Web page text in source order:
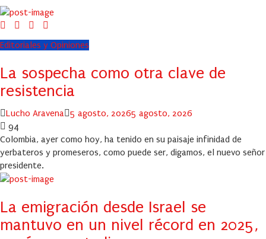
Editoriales y Opiniones
La sospecha como otra clave de
resistencia
Author
Lucho Aravena Posted
5 agosto, 20265 agosto, 2026
94
Colombia, ayer como hoy, ha tenido en su paisaje infinidad de
yerbateros y promeseros, como puede ser, digamos, el nuevo señor
presidente.
La emigración desde Israel se
mantuvo en un nivel récord en 2025,